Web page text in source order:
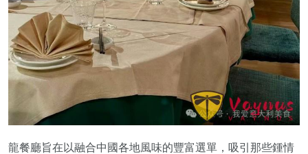
龍餐廳旨在以融合中國各地風味的豐富選單，吸引那些鍾情